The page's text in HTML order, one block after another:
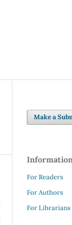
Make a
For Readers
For Authors
For Librarians